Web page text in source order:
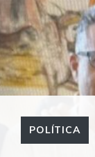
POLÍTICA